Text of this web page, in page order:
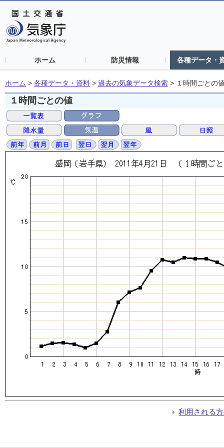
ホーム 防災情報 各種データ・
ホーム > 各種データ・資料 > 過去の気象データ検索 > １時間ごとの
１時間ごとの値
利用される